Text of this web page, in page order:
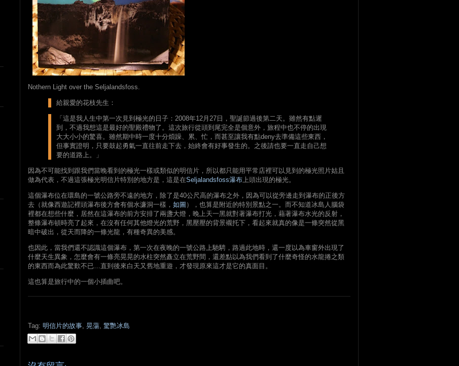
Nothern Light over the Seljalandsfoss.
給親愛的花枝先生：
「這是我人生中第一次見到極光的日子：2008年12月27日，聖誕節過後第二天。雖然有點遲
到，不過我想這是最好的聖殿禮物了。這次旅行從頭到尾完全是個意外，旅程中也不停的出現
大大小小的驚喜。雖然期中時一度十分煩躁、累、忙，而甚至讓我有點deny去準備這些東西，
但事實證明，只要鼓起勇氣一直往前走下去，始終會有好事發生的。之後請也要一直走自己想
要的道路上。」
因為不可能找到跟我們當晚看到的極光一樣或類似的明信片，所以都只能用平常店裡可以見到的極光照片姑且
做為代表，不過這張極光明信片特別的地方是，這是在Seljalandsfoss瀑布 上頭出現的極光。
這個瀑布位在環島的一號公路旁不遠的地方，除了是40公尺高的瀑布之外，因為可以從旁邊走到瀑布的正後方
去（就像西遊記裡頭瀑布後方會有個水濂洞一樣， 如圖 ），也算是附近的特別景點之一。而不知道冰島人腦袋
裡都在想些什麼，居然在這瀑布的前方安排了兩盞大燈，晚上天一黑就對著瀑布打光，藉著瀑布水光的反射，
整條瀑布頓時亮了起來，在沒有任何其他燈光的荒野，黑壓壓的背景襯托下，看起來就真的像是一條突然從黑
暗中破出，從天而降的一條光龍，有種奇異的美感。
也因此，當我們還不認識這個瀑布，第一次在夜晚的一號公路上馳騁，路過此地時，還一度以為車窗外出現了
什麼天生異象，怎麼會有一條亮晃晃的水柱突然矗立在荒野間，還差點以為我們看到了什麼奇怪的水龍捲之類
的東西而為此驚歎不已…直到後來白天又舊地重遊，才發現原來這才是它的真面目。
這也算是旅行中的一個小插曲吧。
Tag: 明信片的故事, 晃蕩, 驚艷冰島